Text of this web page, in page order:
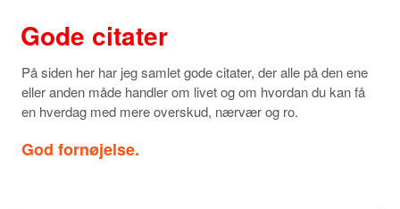
Gode citater
På siden her har jeg samlet gode citater, der alle på den ene
eller anden måde handler om livet og om hvordan du kan få
en hverdag med mere overskud, nærvær og ro.
God fornøjelse.